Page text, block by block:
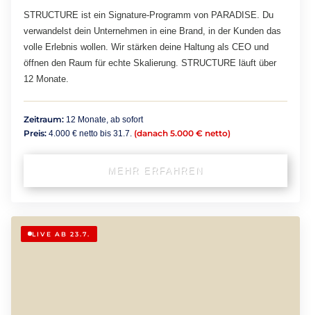
STRUCTURE ist ein Signature-Programm von PARADISE. Du
verwandelst dein Unternehmen in eine Brand, in der Kunden das
volle Erlebnis wollen. Wir stärken deine Haltung als CEO und
öffnen den Raum für echte Skalierung. STRUCTURE läuft über
12 Monate.
Zeitraum: 12 Monate, ab sofort
Preis: 4.000 € netto bis 31.7. (danach 5.000 € netto)
MEHR ERFAHREN
LIVE AB 23.7.